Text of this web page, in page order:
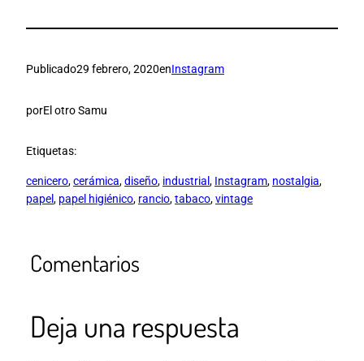
Publicado29 febrero, 2020enInstagram
porEl otro Samu
Etiquetas:
cenicero, cerámica, diseño, industrial , Instagram, nostalgia
papel, papel higiénico, rancio, tabaco, vintage
Comentarios
Deja una respuesta